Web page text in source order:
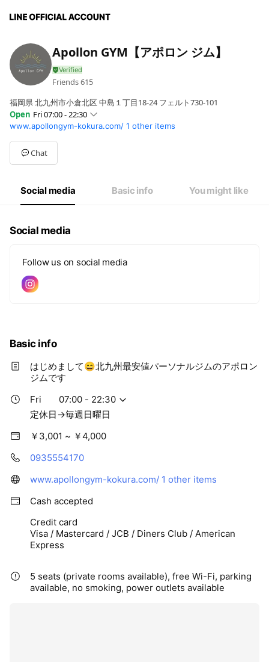
Apollon GYM【アポロン ジム】
Friends615
福岡県 北九州市小倉北区 中島１丁目18-24 フェルト730-101
Open Fri 07:00 - 22:30
SunClosed
Mon07:00 - 22:30
Tue07:00 - 22:30
Wed07:00 - 22:30
07:00 - 22:30
09:00 - 22:30
定休日→毎週日曜日
www.apollongym-kokura.com/ 1 other items
Chat
Social media Basic info You might like
Social media
Follow us on social media
Basic info
はじめまして😄北九州最安値パーソナルジムのアポロン
ジムです
Fri
07:00 - 22:30
定休日→毎週日曜日
￥3,001 ~ ￥4,000
0935554170
www.apollongym-kokura.com/ 1 other items
Cash accepted
Credit card
Visa / Mastercard / JCB / Diners Club / American
Express
5 seats (private rooms available), free Wi-Fi, parking
available, no smoking, power outlets available